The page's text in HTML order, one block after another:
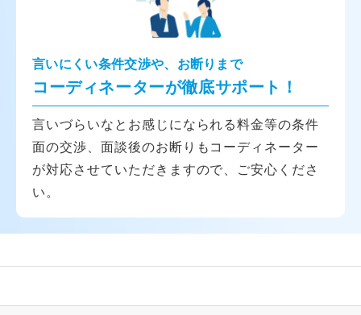
言いにくい条件交渉や、お断りまで
コーディネーターが徹底サポート！
言いづらいなとお感じになられる料金等の条件
面の交渉、面談後のお断りもコーディネーター
が対応させていただきますので、ご安心くださ
い。